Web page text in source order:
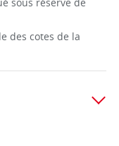
des cotes de la